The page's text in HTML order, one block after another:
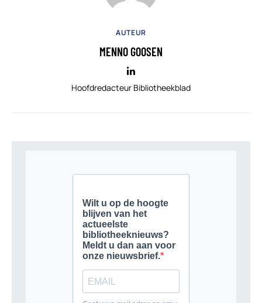
AUTEUR
MENNO GOOSEN
Hoofdredacteur Bibliotheekblad